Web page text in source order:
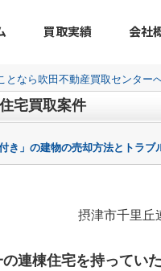
買取実績 会社
となら吹田不動産買取センター
宅買取案件
き」の建物の売却方法とトラブ
摂津市千里丘
の連棟住宅を持ってい